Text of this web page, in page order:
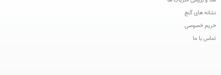
نشانه های گنج
حریم خصوصی
تماس با ما